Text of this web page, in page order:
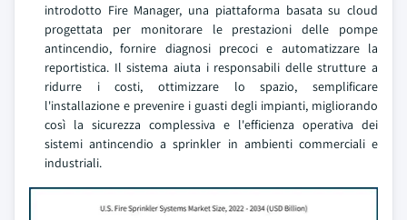
introdotto Fire Manager, una piattaforma basata su cloud
progettata per monitorare le prestazioni delle pompe
antincendio, fornire diagnosi precoci e automatizzare la
reportistica. Il sistema aiuta i responsabili delle strutture a
ridurre i costi, ottimizzare lo spazio, semplificare
l'installazione e prevenire i guasti degli impianti, migliorando
così la sicurezza complessiva e l'efficienza operativa dei
sistemi antincendio a sprinkler in ambienti commerciali e
industriali.